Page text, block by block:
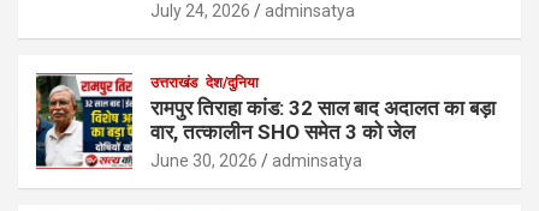
July 24, 2026 adminsatya
उत्तराखंड देश/दुनिया
रामपुर तिराहा कांड: 32 साल बाद अदालत का बड़ा
वार, तत्कालीन SHO समेत 3 को जेल
June 30, 2026 adminsatya